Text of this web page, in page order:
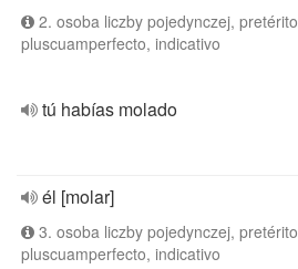
2. osoba liczby pojedynczej, pretérito
pluscuamperfecto, indicativo
tú habías molado
él [molar]
3. osoba liczby pojedynczej, pretérito
pluscuamperfecto, indicativo